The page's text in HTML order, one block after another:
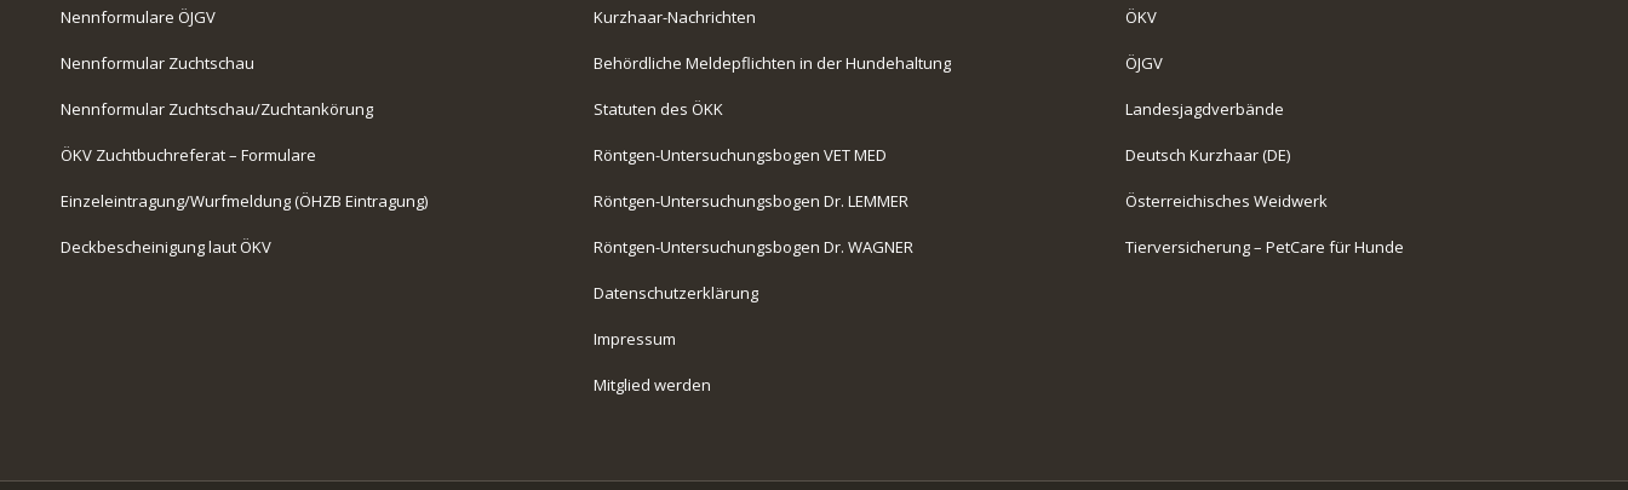
Nennformulare ÖJGV
Nennformular Zuchtschau
Nennformular Zuchtschau/Zuchtankörung
ÖKV Zuchtbuchreferat – Formulare
Einzeleintragung/Wurfmeldung (ÖHZB Eintragung)
Deckbescheinigung laut ÖKV
Kurzhaar-Nachrichten
Behördliche Meldepflichten in der Hundehaltung
Statuten des ÖKK
Röntgen-Untersuchungsbogen VET MED
Röntgen-Untersuchungsbogen Dr. LEMMER
Röntgen-Untersuchungsbogen Dr. WAGNER
Datenschutzerklärung
Impressum
Mitglied werden
ÖKV
ÖJGV
Landesjagdverbände
Deutsch Kurzhaar (DE)
Österreichisches Weidwerk
Tierversicherung – PetCare für Hunde